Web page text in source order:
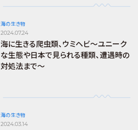
海の生き物
2024.07.24
海に生きる爬虫類、ウミヘビ～ユニーク
な生態や日本で見られる種類、遭遇時の
対処法まで～
海の生き物
2024.03.14